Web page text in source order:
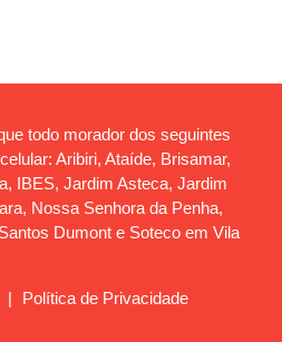
todo morador dos seguintes
Aribiri, Ataíde, Brisamar,
IBES, Jardim Asteca, Jardim
Nossa Senhora da Penha,
Dumont e Soteco em Vila
| Política de Privacidade